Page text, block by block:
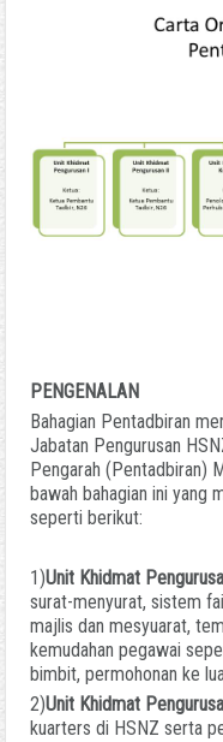
PENGENALAN
Bahagian Pentadbiran
Jabatan Pengurusan
Pengarah (Pentadbiran)
bawah bahagian ini yang
seperti berikut:
1)Unit Khidmat
surat-menyurat, sistem
majlis dan mesyuarat,
kemudahan pegawai
bimbit, permohonan ke
2)Unit Khidmat
kuarters di HSNZ serta